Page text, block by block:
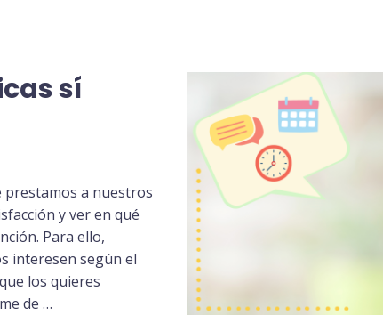
sí
prestamos a nuestros
y ver en qué
Para ello,
interesen según el
los quieres
de …